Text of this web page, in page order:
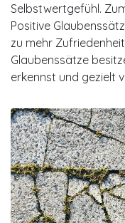
Selbstwertgefühl.
Positive
zu mehr
Glaubenssätze
erkennst und gezielt